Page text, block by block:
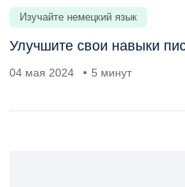
Изучайте немецкий язык
Улучшите свои навыки
04 мая 2024 5 минут